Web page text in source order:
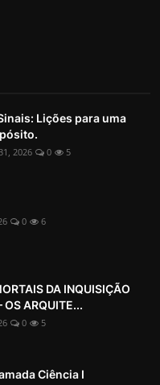
Lições para uma
2026 0 5
0 6
DA INQUISIÇÃO
OS ARQUITE...
0 5
Ciência I